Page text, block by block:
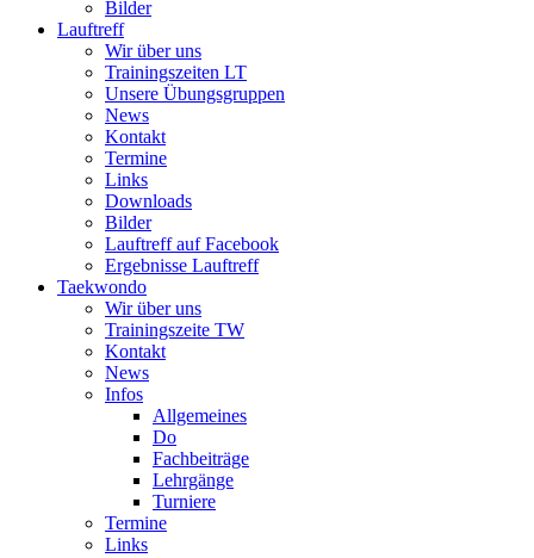
Bilder
Lauftreff
Wir über uns
Trainingszeiten LT
Unsere Übungsgruppen
News
Kontakt
Termine
Links
Downloads
Bilder
Lauftreff auf Facebook
Ergebnisse Lauftreff
Taekwondo
Wir über uns
Trainingszeite TW
Kontakt
News
Infos
Allgemeines
Do
Fachbeiträge
Lehrgänge
Turniere
Termine
Links